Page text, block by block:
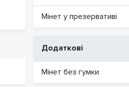
Мінет у презервативі
Додаткові
Мінет без гумки